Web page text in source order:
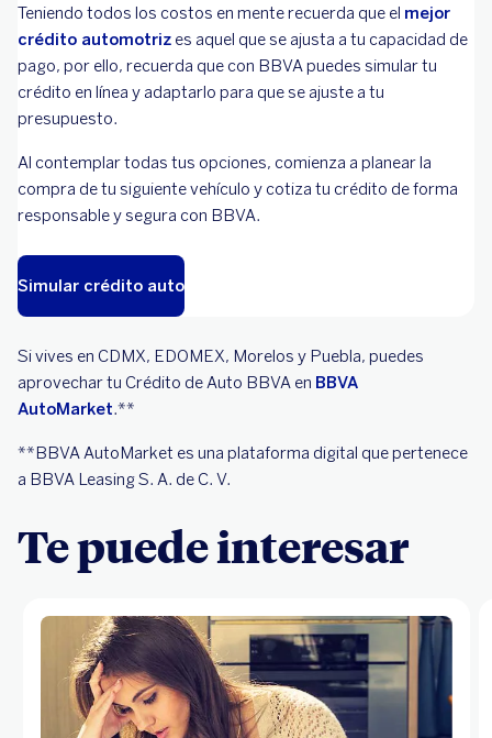
Teniendo todos los costos en mente recuerda que el mejor
crédito automotriz es aquel que se ajusta a tu capacidad de
pago, por ello, recuerda que con BBVA puedes simular tu
crédito en línea y adaptarlo para que se ajuste a tu
presupuesto.
Al contemplar todas tus opciones, comienza a planear la
compra de tu siguiente vehículo y cotiza tu crédito de forma
responsable y segura con BBVA.
Simular crédito auto
Si vives en CDMX, EDOMEX, Morelos y Puebla, puedes
aprovechar tu Crédito de Auto BBVA en BBVA
AutoMarket.**
**BBVA AutoMarket es una plataforma digital que pertenece
a BBVA Leasing S. A. de C. V.
Te puede interesar